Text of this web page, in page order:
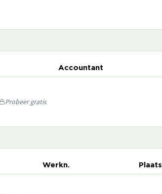
Accountant
Probeer gratis
Werkn. Plaats